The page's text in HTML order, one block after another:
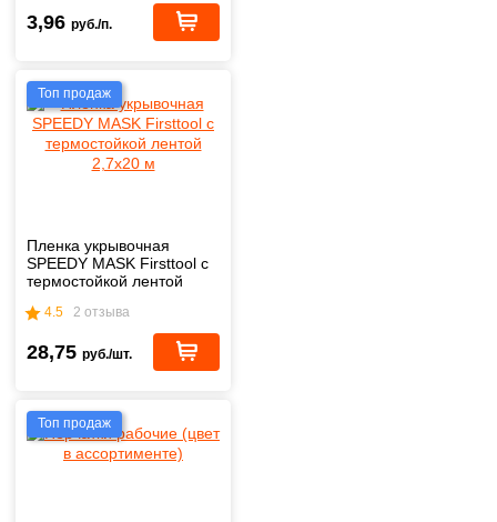
3,96 руб./п.
Топ продаж
Пленка укрывочная
SPEEDY MASK Firsttool с
термостойкой лентой
4.5 2 отзыва
28,75 руб./шт.
Топ продаж